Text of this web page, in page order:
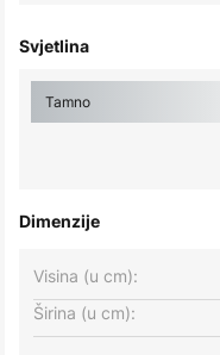
Svjetlina
Tamno
Dimenzije
Širina (u cm):
Visina (u cm):